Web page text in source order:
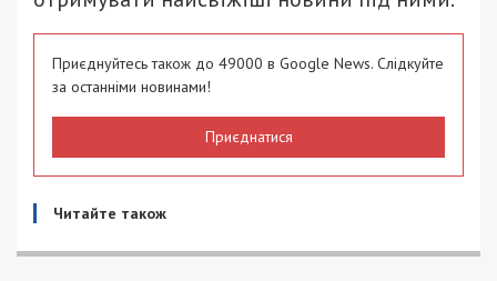
Приєднуйтесь також до 49000 в Google News. Слідкуйте
за останніми новинами!
Приєднатися
Читайте також